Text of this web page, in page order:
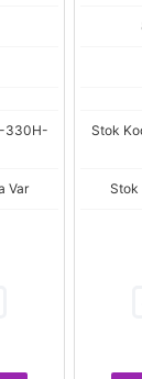
330H-
Var
Stok
Stok